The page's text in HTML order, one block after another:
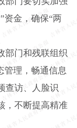
资金，确保“两
部门和残联组织
管理，畅通信息
查访、人脸识
，不断提高精准